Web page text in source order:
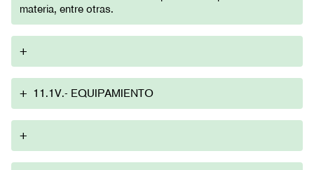
materia, entre otras.
+
+ 11.1V.- EQUIPAMIENTO
+